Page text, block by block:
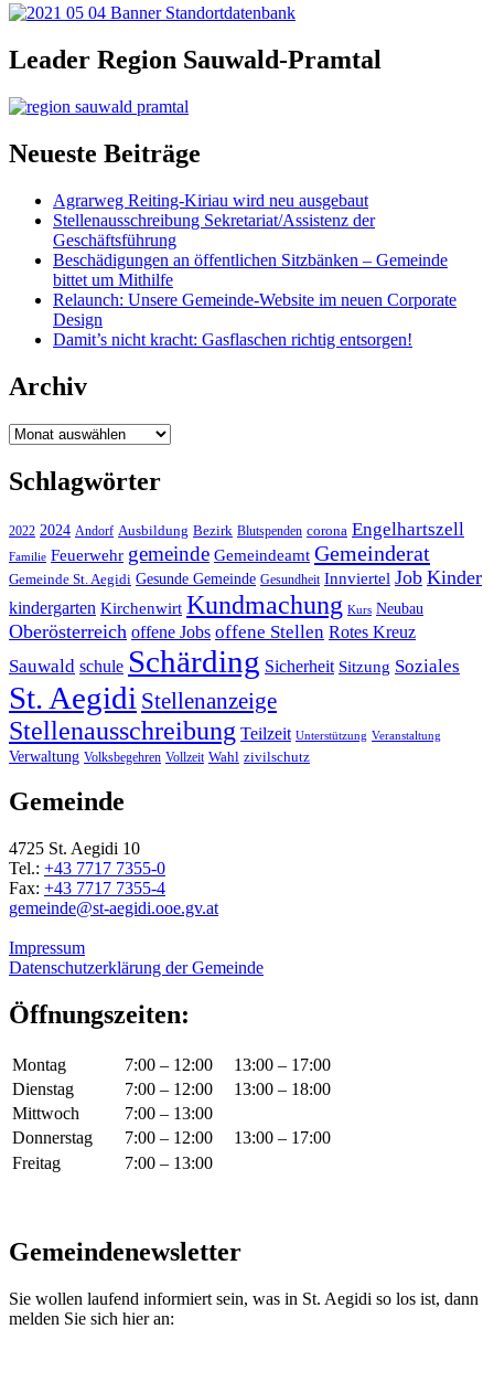
Leader Region Sauwald-Pramtal
Neueste Beiträge
Agrarweg Reiting-Kiriau wird neu ausgebaut
Stellenausschreibung Sekretariat/Assistenz der
Geschäftsführung
Beschädigungen an öffentlichen Sitzbänken – Gemeinde
bittet um Mithilfe
Relaunch: Unsere Gemeinde-Website im neuen Corporate
Design
Damit’s nicht kracht: Gasflaschen richtig entsorgen!
Archiv
Archiv
Schlagwörter
2022 2024 Andorf Ausbildung Bezirk Blutspenden corona Engelhartszell
Familie Feuerwehr gemeinde Gemeindeamt Gemeinderat
Gemeinde St. Aegidi Gesunde Gemeinde Gesundheit Innviertel Job Kinder
kindergarten Kirchenwirt Kundmachung Kurs Neubau
Oberösterreich offene Jobs offene Stellen Rotes Kreuz
Sauwald schule Schärding Sicherheit Sitzung Soziales
St. Aegidi Stellenanzeige
Stellenausschreibung Teilzeit Unterstützung Veranstaltung
Verwaltung Volksbegehren Vollzeit Wahl zivilschutz
Gemeinde
4725 St. Aegidi 10
Tel.: +43 7717 7355-0
Fax: +43 7717 7355-4
gemeinde@st-aegidi.ooe.gv.at
Impressum
Datenschutzerklärung der Gemeinde
Öffnungszeiten:
Montag 7:00 – 12:00
13:00 – 17:00
Dienstag
7:00 – 12:00
13:00 – 18:00
Mittwoch
7:00 – 13:00
Donnerstag
7:00 – 12:00
13:00 – 17:00
Freitag
7:00 – 13:00
Gemeindenewsletter
Sie wollen laufend informiert sein, was in St. Aegidi so los ist, dann
melden Sie sich hier an: